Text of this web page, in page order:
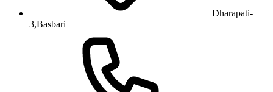
Dharapati-
3,Basbari